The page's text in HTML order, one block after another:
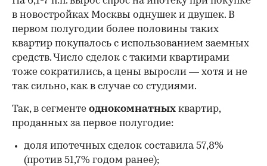
в новостройках Москвы однушек и двушек. В
первом полугодии более половины таких
квартир покупалось с использованием заемных
средств. Число сделок с такими квартирами
тоже сократились, а цены выросли — хотя и не
так сильно, как в случае со студиями.
Так, в сегменте однокомнатных квартир,
проданных за первое полугодие:
доля ипотечных сделок составила 57,8%
(против 51,7% годом ранее);